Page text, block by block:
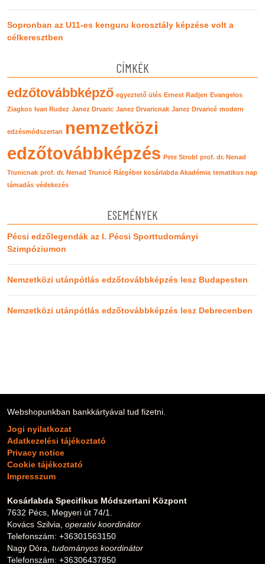
Sopronban az U11-es kenguru korosztály képzése volt a
célkeresztben
CÍMKÉK
edzőtovábbképző egyeztető ülés Ernest Radjen Evangelos
Ziagkos Ivan Rudez Janez Drvaric Janez Drvaricnak Janez Drvaricé modern
edzésmódszertan nemzetközi
edzőtovábbképzés Pete Strobl prof. dr. Nenad
Trunicnak prof. dr. Nenad Trunicé Rátgéber kosárlabda Akadémia tematikus nap
támadás védekezés
ESEMÉNYEK
Pécsi edzőlegendák az I. Pécsi Sporttudományi
Szimpóziumon
Nemzetközi utánpótlás edzőtovábbképzés lesz Budapesten
Nemzetközi utánpótlás edzőtovábbképzés lesz Debrecenben
Webshopunkban bankkártyával tud fizetni.
Jogi nyilatkozat
Adatkezelési tájékoztató
Privacy notice
Cookie tájékoztató
Impresszum
Kosárlabda Specifikus Módszertani Központ
7632 Pécs, Megyeri út 74/1.
Kovács Szilvia, operatív koordinátor
Telefonszám: +36301563150
Nagy Dóra, tudományos koordinátor
Telefonszám: +36306437850